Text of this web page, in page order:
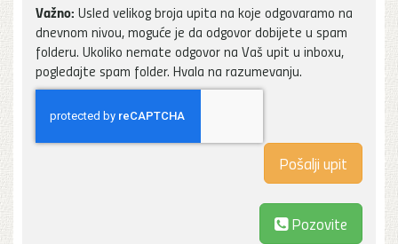
Važno: Usled velikog broja upita na koje odgovaramo na
dnevnom nivou, moguće je da odgovor dobijete u spam
folderu. Ukoliko nemate odgovor na Vaš upit u inboxu,
pogledajte spam folder. Hvala na razumevanju.
Pozovite